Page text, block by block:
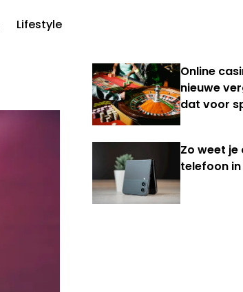
Lifestyle
Online
nieuwe
dat voor
Zo weet
telefoon